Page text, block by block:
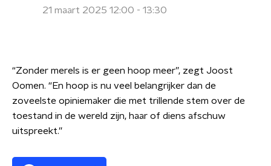
21 maart 2025 12:00 - 13:30
“Zonder merels is er geen hoop meer”, zegt Joost
Oomen. “En hoop is nu veel belangrijker dan de
zoveelste opiniemaker die met trillende stem over de
toestand in de wereld zijn, haar of diens afschuw
uitspreekt.”